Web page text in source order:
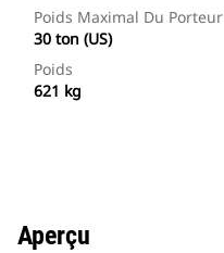
Poids Maximal Du Porteur
30 ton (US)
Poids
621 kg
Aperçu